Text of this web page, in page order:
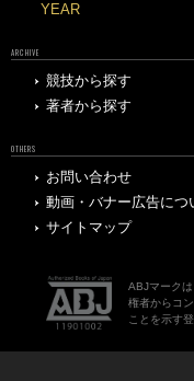
YEAR
ARCHIVE
競技から探す
著者から探す
OTHERS
お問い合わせ
動画・バナー広告につ
サイトマップ
ABJマーク
権者からコ
ことを示す